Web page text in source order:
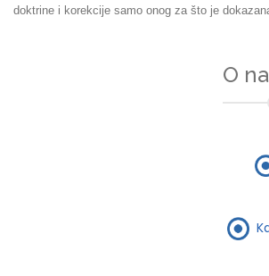
doktrine i korekcije samo onog za što je
O